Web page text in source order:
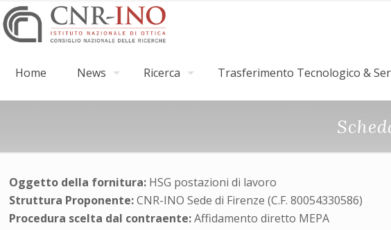
Home News Ricerca Trasferimento Tecnologico &
Oggetto della fornitura: HSG postazioni di lavoro
Struttura Proponente:CNR-INO Sede di Firenze (C.F. 80054330586)
Procedura scelta dal contraente:Affidamento diretto MEPA